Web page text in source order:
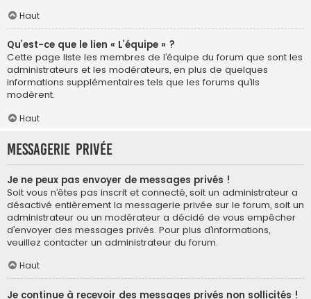
Haut
Qu’est-ce que le lien « L’équipe » ?
Cette page liste les membres de l’équipe du forum que sont les
administrateurs et les modérateurs, en plus de quelques
informations supplémentaires tels que les forums qu’ils
modèrent.
Haut
Messagerie privée
Je ne peux pas envoyer de messages privés !
Soit vous n’êtes pas inscrit et connecté, soit un administrateur a
désactivé entièrement la messagerie privée sur le forum, soit un
administrateur ou un modérateur a décidé de vous empêcher
d’envoyer des messages privés. Pour plus d’informations,
veuillez contacter un administrateur du forum.
Haut
Je continue à recevoir des messages privés non sollicités !